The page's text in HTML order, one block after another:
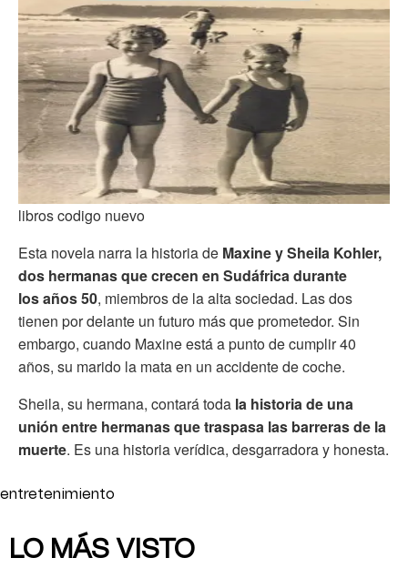
libros codigo nuevo
Esta novela narra la historia de Maxine y Sheila Kohler,
dos hermanas que crecen en Sudáfrica durante
los años 50, miembros de la alta sociedad. Las dos
tienen por delante un futuro más que prometedor. Sin
embargo, cuando Maxine está a punto de cumplir 40
años, su marido la mata en un accidente de coche.
Sheila, su hermana, contará toda la historia de una
unión entre hermanas que traspasa las barreras de la
muerte. Es una historia verídica, desgarradora y honesta.
entretenimiento
LO MÁS VISTO